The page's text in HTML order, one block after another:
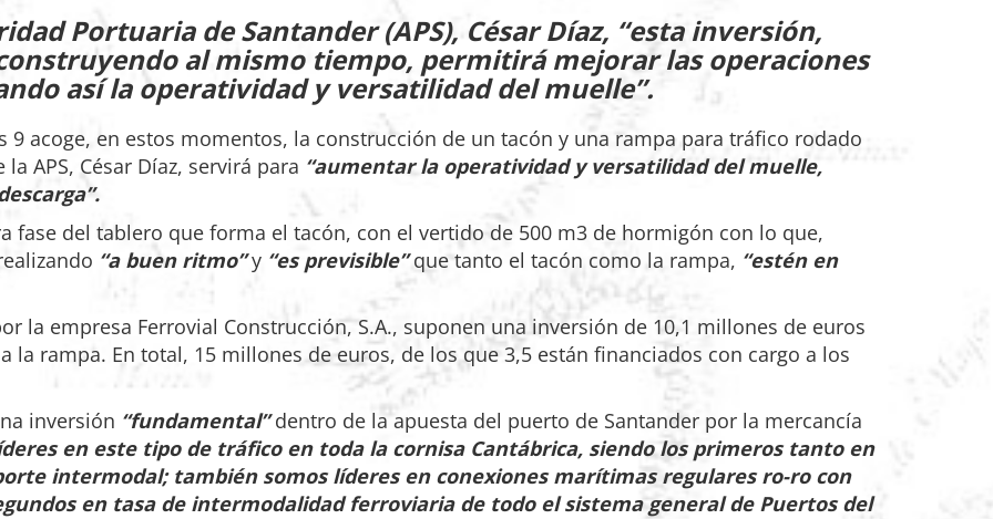
Portuaria de Santander (APS), César Díaz, “esta inversión,
al mismo tiempo, permitirá mejorar las operaciones
así la operatividad y versatilidad del muelle”.
9 acoge, en estos momentos, la construcción de un tacón y una rampa para tráfico rodado
APS, César Díaz, servirá para “aumentar la operatividad y versatilidad del muelle,
fase del tablero que forma el tacón, con el vertido de 500 m3 de hormigón con lo que,
“a buen ritmo”y “es previsible”que tanto el tacón como la rampa, “estén en
la empresa Ferrovial Construcción, S.A., suponen una inversión de 10,1 millones de euros
la rampa. En total, 15 millones de euros, de los que 3,5 están financiados con cargo a los
inversión “fundamental”dentro de la apuesta del puerto de Santander por la mercancía
en este tipo de tráfico en toda la cornisa Cantábrica, siendo los primeros tanto en
intermodal; también somos líderes en conexiones marítimas regulares ro-ro con
en tasa de intermodalidad ferroviaria de todo el sistema general de Puertos del